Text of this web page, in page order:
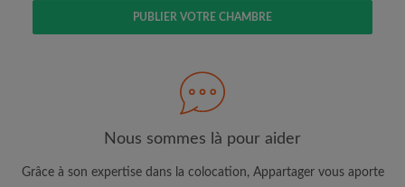
Consultez les chambres et les profils des
Sauvegardez vos recherches
annonce correspondant à vos critères
PUBLIER VOTRE CHAMBRE
Nous sommes là pour aider
Grâce à son expertise dans la colocation, Appartager vous aporte